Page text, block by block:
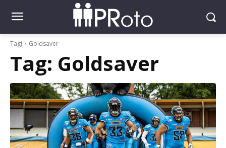
Tagi Goldsaver
Tag: Goldsaver